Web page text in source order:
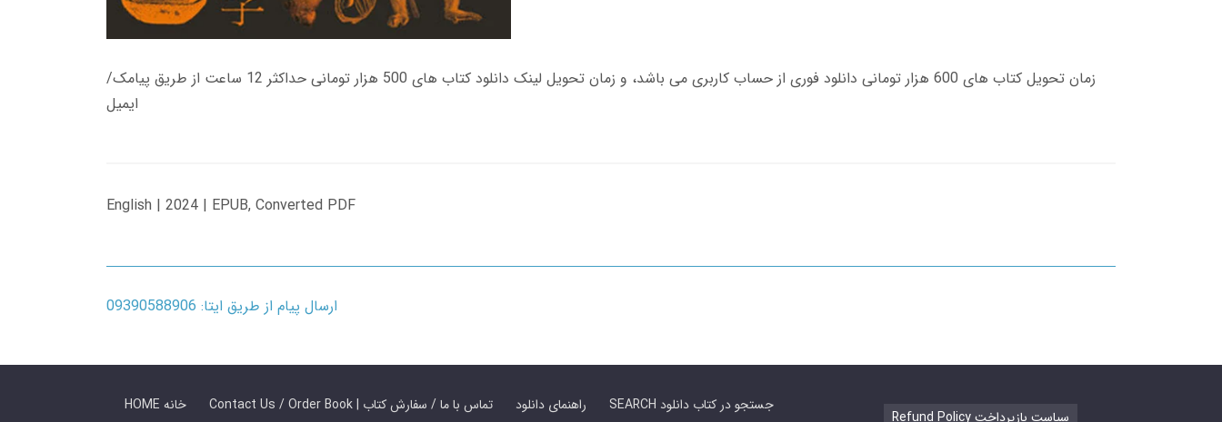
زمان تحویل کتاب های 600 هزار تومانی دانلود فوری از حساب کاربری می باشد، و زمان تحویل لینک دانلود کتاب های 500 هزار تومانی حداکثر 12 ساعت از طریق پیامک/
ایمیل
English | 2024 | EPUB, Converted PDF
ارسال پیام از طریق ایتا: 09390588906
HOME خانه Contact Us / Order Book | تماس با ما / سفارش کتاب راهنمای دانلود SEARCH جستجو در کتاب دانلود
Refund Policy سیاست بازپرداخت